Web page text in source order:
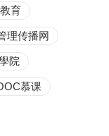
育
理传播网
院
慕课